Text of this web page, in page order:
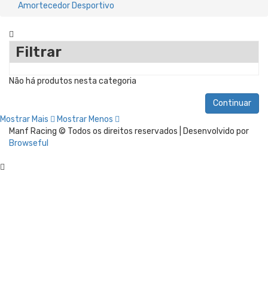
Amortecedor Desportivo
Filtrar
Não há produtos nesta categoria
Continuar
Mostrar Mais
Mostrar Menos
Manf Racing © Todos os direitos reservados | Desenvolvido por
Browseful